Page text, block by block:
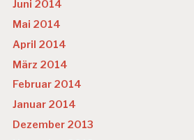
Juni 2014
Mai 2014
April 2014
März 2014
Februar 2014
Januar 2014
Dezember 2013